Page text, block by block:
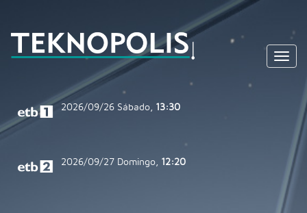
2026/09/26 Sábado, 13:30
2026/09/27 Domingo, 12:20